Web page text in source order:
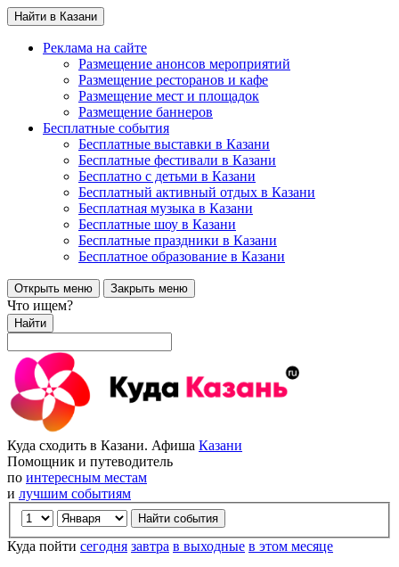
Найти в Казани
Реклама на сайте
Размещение анонсов мероприятий
Размещение ресторанов и кафе
Размещение мест и площадок
Размещение баннеров
Бесплатные события
Бесплатные выставки в Казани
Бесплатные фестивали в Казани
Бесплатно с детьми в Казани
Бесплатный активный отдых в Казани
Бесплатная музыка в Казани
Бесплатные шоу в Казани
Бесплатные праздники в Казани
Бесплатное образование в Казани
Открыть меню Закрыть меню
Что ищем?
Найти
Куда сходить в Казани. Афиша Казани
Помощник и путеводитель
по интересным местам
и лучшим событиям
Куда пойти сегодня завтра в выходные в этом месяце